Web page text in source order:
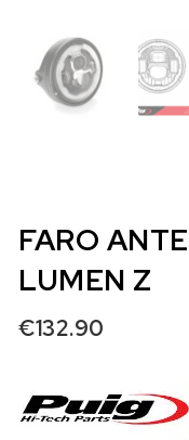
FARO
LUMEN Z
€132.90